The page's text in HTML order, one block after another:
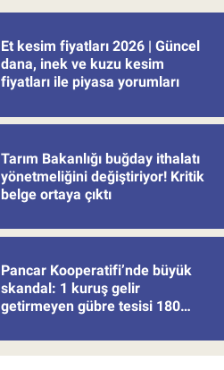
Et kesim fiyatları 2026 | Güncel
dana, inek ve kuzu kesim
fiyatları ile piyasa yorumları
Tarım Bakanlığı buğday ithalatı
yönetmeliğini değiştiriyor! Kritik
belge ortaya çıktı
Pancar Kooperatifi’nde büyük
skandal: 1 kuruş gelir
getirmeyen gübre tesisi 180